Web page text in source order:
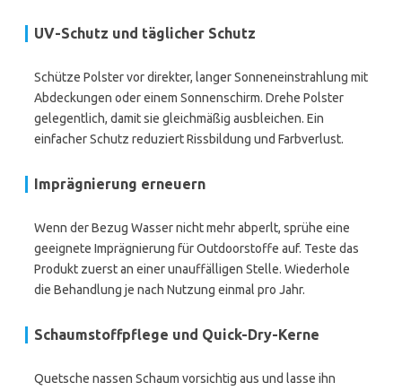
UV-Schutz und täglicher Schutz
Schütze Polster vor direkter, langer Sonneneinstrahlung mit
Abdeckungen oder einem Sonnenschirm. Drehe Polster
gelegentlich, damit sie gleichmäßig ausbleichen. Ein
einfacher Schutz reduziert Rissbildung und Farbverlust.
Imprägnierung erneuern
Wenn der Bezug Wasser nicht mehr abperlt, sprühe eine
geeignete Imprägnierung für Outdoorstoffe auf. Teste das
Produkt zuerst an einer unauffälligen Stelle. Wiederhole
die Behandlung je nach Nutzung einmal pro Jahr.
Schaumstoffpflege und Quick-Dry-Kerne
Quetsche nassen Schaum vorsichtig aus und lasse ihn